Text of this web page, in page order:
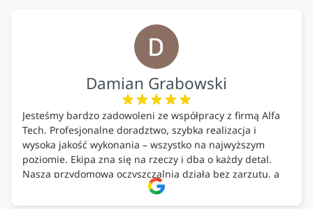
Damian Grabowski
Jesteśmy bardzo zadowoleni ze współpracy z firmą Alfa
Tech. Profesjonalne doradztwo, szybka realizacja i
wysoka jakość wykonania – wszystko na najwyższym
poziomie. Ekipa zna się na rzeczy i dba o każdy detal.
Nasza przydomowa oczyszczalnia działa bez zarzutu, a
całość została wykonana zgodnie z terminem i
ustaleniami. Z czystym sumieniem polecamy Alfa Tech